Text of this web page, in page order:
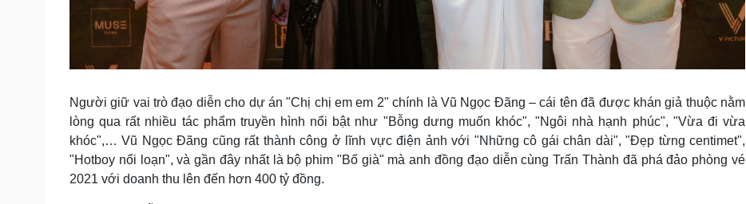
Người giữ vai trò đạo diễn cho dự án "Chị chị em em 2" chính là Vũ Ngọc Đãng – cái tên đã được khán giả thuộc nằm
lòng qua rất nhiều tác phẩm truyền hình nổi bật như "Bỗng dưng muốn khóc", "Ngôi nhà hạnh phúc", "Vừa đi vừa
khóc",… Vũ Ngọc Đãng cũng rất thành công ở lĩnh vực điện ảnh với "Những cô gái chân dài", "Đẹp từng centimet",
"Hotboy nổi loạn", và gần đây nhất là bộ phim "Bố già" mà anh đồng đạo diễn cùng Trấn Thành đã phá đảo phòng vé
2021 với doanh thu lên đến hơn 400 tỷ đồng.